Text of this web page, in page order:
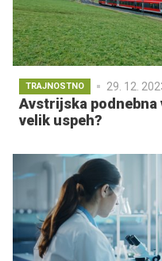
TRAJNOSTNO 29. 12.
Avstrijska podnebna
velik uspeh?